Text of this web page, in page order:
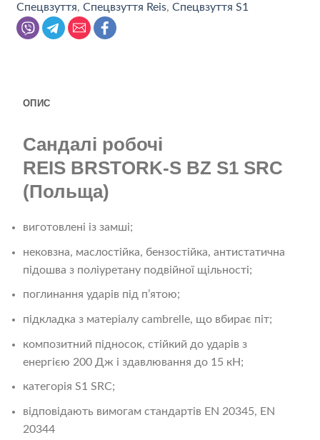
Спецвзуття,Спецвзуття Reis,Спецвзуття S1
ОПИС
Сандалі робочі
REIS BRSTORK-S BZ S1 SRC
(Польща)
виготовлені із замші;
нековзна, маслостійка, бензостійка, антистатична
підошва з поліуретану подвійної щільності;
поглинання ударів під п’ятою;
підкладка з матеріалу cambrelle, що вбирає піт;
композитний підносок, стійкий до ударів з
енергією 200 Дж і здавлювання до 15 кН;
категорія S1 SRC;
відповідають вимогам стандартів EN 20345, EN
20344